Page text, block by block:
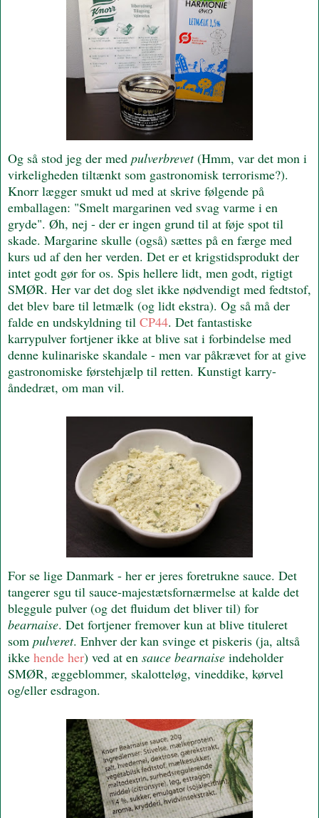
Og så stod jeg der med pulverbrevet(Hmm, var det mon i
virkeligheden tiltænkt som gastronomisk terrorisme?).
Knorr lægger smukt ud med at skrive følgende på
emballagen: "Smelt margarinen ved svag varme i en
gryde". Øh, nej - der er ingen grund til at føje spot til
skade. Margarine skulle (også) sættes på en færge med
kurs ud af den her verden. Det er et krigstidsprodukt der
intet godt gør for os. Spis hellere lidt, men godt, rigtigt
SMØR. Her var det dog slet ikke nødvendigt med fedtstof,
det blev bare til letmælk (og lidt ekstra). Og så må der
falde en undskyldning til CP44. Det fantastiske
karrypulver fortjener ikke at blive sat i forbindelse med
denne kulinariske skandale - men var påkrævet for at give
gastronomiske førstehjælp til retten. Kunstigt karry-
åndedræt, om man vil.
For se lige Danmark - her er jeres foretrukne sauce. Det
tangerer sgu til sauce-majestætsfornærmelse at kalde det
bleggule pulver (og det fluidum det bliver til) for
bearnaise. Det fortjener fremover kun at blive tituleret
som pulveret. Enhver der kan svinge et piskeris (ja, altså
ikke hende her) ved at en sauce bearnaise indeholder
SMØR, æggeblommer, skalotteløg, vineddike, kørvel
og/eller esdragon.